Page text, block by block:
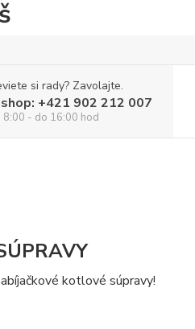
si rady? Zavolajte.
+421 902 212 007
8:00 - do 16:00 hod
kotlové súpravy!